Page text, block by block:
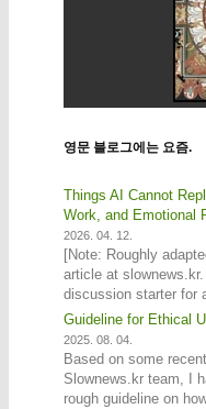
영문 블로그에는 요즘.
Things AI Cannot
Work, and Emotional
2026. 04. 12.
[Note: Roughly
article at
discussion starter for
Guideline for Ethical
2025. 08. 04.
Based on some
Slownews.kr team, I
rough guideline on